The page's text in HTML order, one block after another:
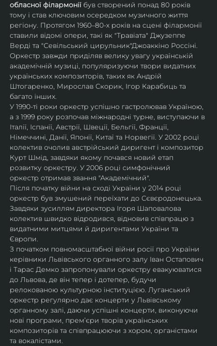
обласної філармонії був створений понад 80 років
тому і став ключовим осередком музичного життя
регіону. Протягом 1960–80-х років на сцені філармонії
ставили відомі опери, такі як "Травіата" Джузеппе
Верді та "Севільський цирульник"Джоаккіно Россіні.
Оркестр завжди приділяв велику увагу українській
академічній музиці, популяризуючи твори видатних
українських композиторів, таких як Андрій
Штогаренко, Мирослав Скорик, Ігор Карабиць та
багато інших.
У 1990-ті роки оркестр успішно гастролював Україною,
а з 1999 року розпочав міжнародні турне, виступаючи в
Італії, Іспанії, Австрії, Швеції, Бельгії, Франції,
Німеччині, Данії, Японії, Китаї та Норвегії. У 2002 році
колектив очолив австрійський диригент і композитор
Курт Шмід, завдяки якому почався новий етап
розвитку оркестру. У 2006 році симфонічний
оркестр отримав звання "Академічний".
Після початку війни на сході України у 2014 році
оркестр був змушений переїхати до Сєвєродонецька.
Завдяки зусиллям директора Ігоря Шаповалова
колектив швидко відродився, відновив співпрацю з
видатними митцями й диригентами України та
Європи.
З початком повномасштабної війни росії про України
керівники Львівського органного залу Іван Остапович
і Тарас Демко запропонували оркестру евакуюватися
до Львова, де він тепер і дотепер, будучи
релокованою культурною інституцією. Луганський
оркестр регулярно дає концерти у Львівському
органному залі, даючи успішні концерти, виконуючи
нові програми, прем’єри творів українських
композиторів та співпрацюючи з хором, органістами
та вокалістами.